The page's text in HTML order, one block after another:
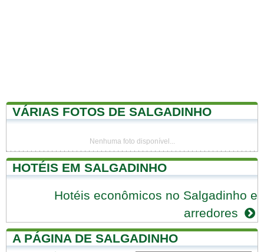
VÁRIAS FOTOS DE SALGADINHO
Nenhuma foto disponível...
HOTÉIS EM SALGADINHO
Hotéis econômicos no Salgadinho e
arredores
A PÁGINA DE SALGADINHO